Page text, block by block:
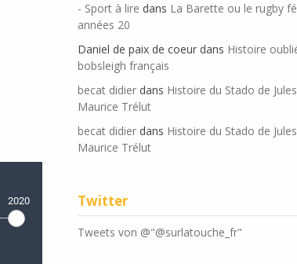
- Sport à lire dans La Barette ou le rugby
années 20
Daniel de paix de coeur dans Histoire
bobsleigh français
becat didier dans Histoire du Stado de
Maurice Trélut
becat didier dans Histoire du Stado de
Maurice Trélut
Twitter
Tweets von @"@surlatouche_fr"